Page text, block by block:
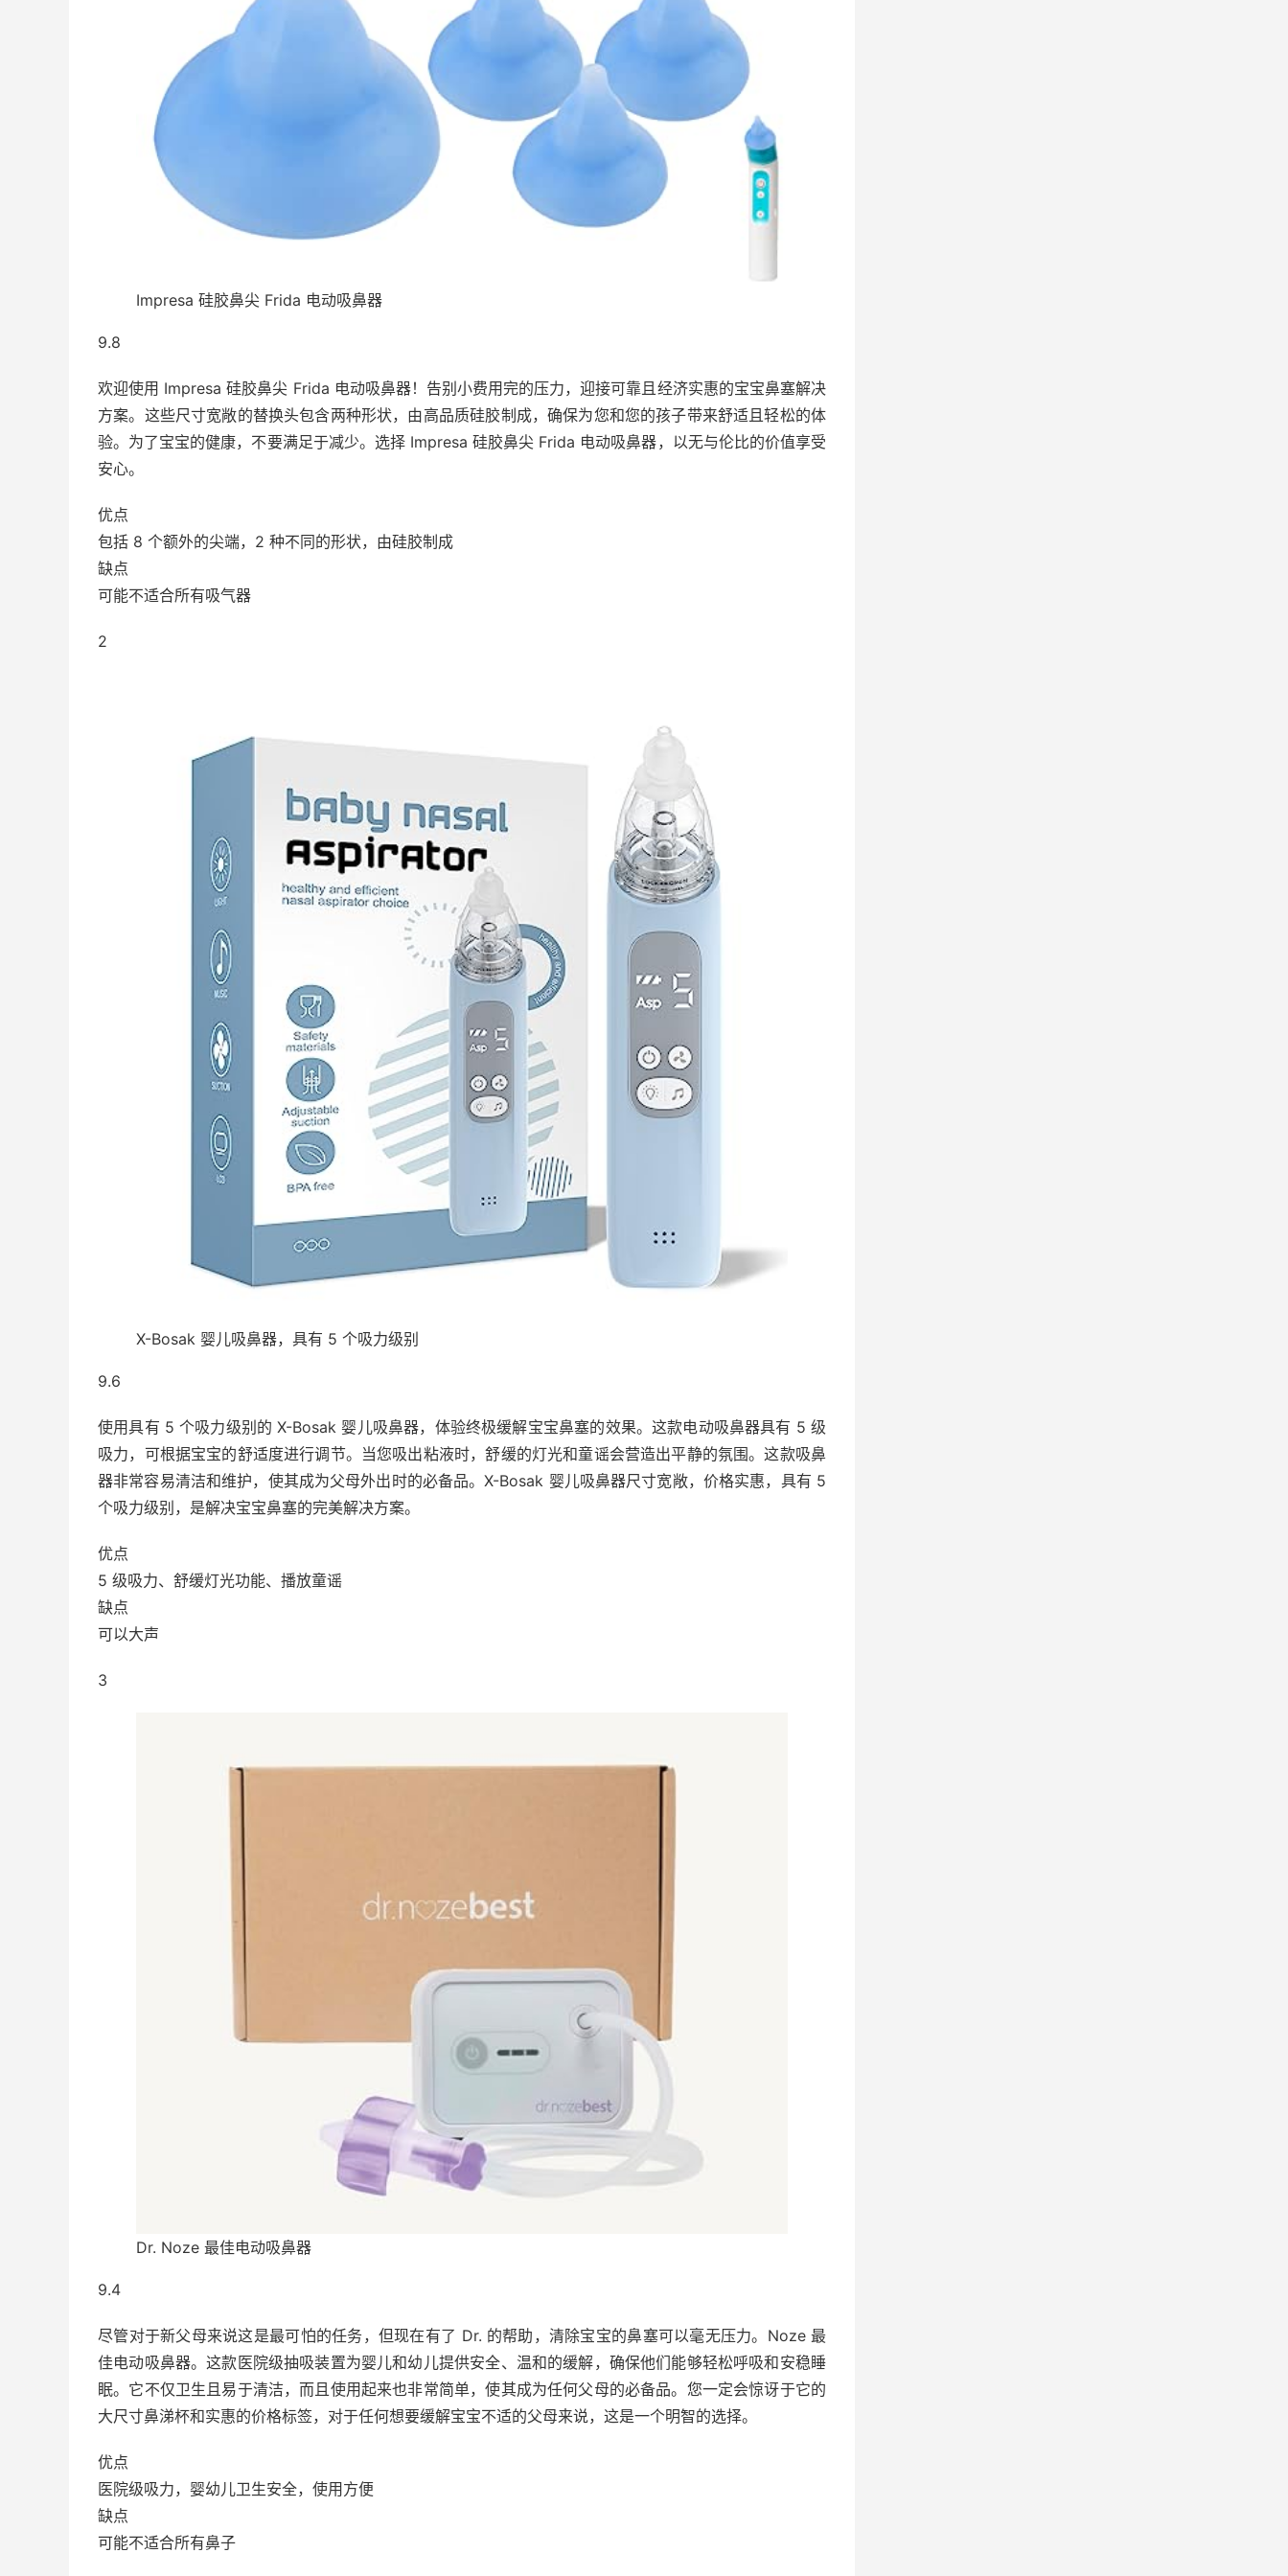
Impresa 硅胶鼻尖 Frida 电动吸鼻器
9.8
欢迎使用 Impresa 硅胶鼻尖 Frida 电动吸鼻器！告别小费用完的压力，迎接可靠且经济实惠的宝宝鼻塞解决
方案。这些尺寸宽敞的替换头包含两种形状，由高品质硅胶制成，确保为您和您的孩子带来舒适且轻松的体
验。为了宝宝的健康，不要满足于减少。选择 Impresa 硅胶鼻尖 Frida 电动吸鼻器，以无与伦比的价值享受
安心。
优点
包括 8 个额外的尖端，2 种不同的形状，由硅胶制成
缺点
可能不适合所有吸气器
2
X-Bosak 婴儿吸鼻器，具有 5 个吸力级别
9.6
使用具有 5 个吸力级别的 X-Bosak 婴儿吸鼻器，体验终极缓解宝宝鼻塞的效果。这款电动吸鼻器具有 5 级
吸力，可根据宝宝的舒适度进行调节。当您吸出粘液时，舒缓的灯光和童谣会营造出平静的氛围。这款吸鼻
器非常容易清洁和维护，使其成为父母外出时的必备品。X-Bosak 婴儿吸鼻器尺寸宽敞，价格实惠，具有 5
个吸力级别，是解决宝宝鼻塞的完美解决方案。
优点
5 级吸力、舒缓灯光功能、播放童谣
缺点
可以大声
3
Dr. Noze 最佳电动吸鼻器
9.4
尽管对于新父母来说这是最可怕的任务，但现在有了 Dr. 的帮助，清除宝宝的鼻塞可以毫无压力。Noze 最
佳电动吸鼻器。这款医院级抽吸装置为婴儿和幼儿提供安全、温和的缓解，确保他们能够轻松呼吸和安稳睡
眠。它不仅卫生且易于清洁，而且使用起来也非常简单，使其成为任何父母的必备品。您一定会惊讶于它的
大尺寸鼻涕杯和实惠的价格标签，对于任何想要缓解宝宝不适的父母来说，这是一个明智的选择。
优点
医院级吸力，婴幼儿卫生安全，使用方便
缺点
可能不适合所有鼻子